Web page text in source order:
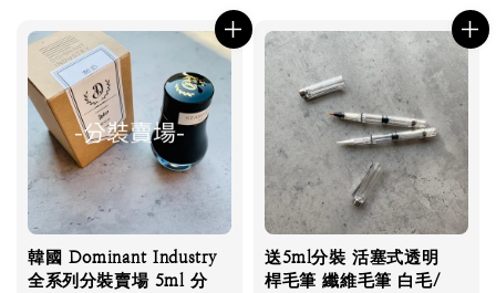
韓國 Dominant Industry
全系列分裝賣場 5ml 分
送5ml分裝 活塞式透明
桿毛筆 纖維毛筆 白毛/